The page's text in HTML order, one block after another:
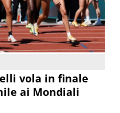
vola in finale
ai Mondiali